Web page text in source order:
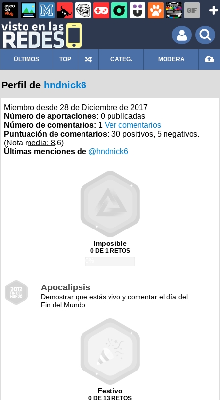
ÚLTIMOS TOP CATEG. MODERA
Perfil de hndnick6
Miembro desde 28 de Diciembre de 2017
Número de aportaciones: 0 publicadas
Número de comentarios: 1 Ver comentarios
Puntuación de comentarios: 30 positivos, 5 negativos.
(Nota media: 8,6)
Últimas menciones de @hndnick6
Imposible
0 DE 1 RETOS
Apocalipsis
Demostrar que estás vivo y comentar el día del
Fin del Mundo
Festivo
0 DE 13 RETOS